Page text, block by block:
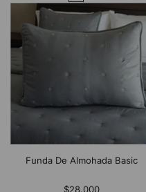
Funda De Almohada Basic
$28.000